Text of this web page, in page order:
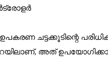
ചട്ടക്കൂടിന്റെ
അത്